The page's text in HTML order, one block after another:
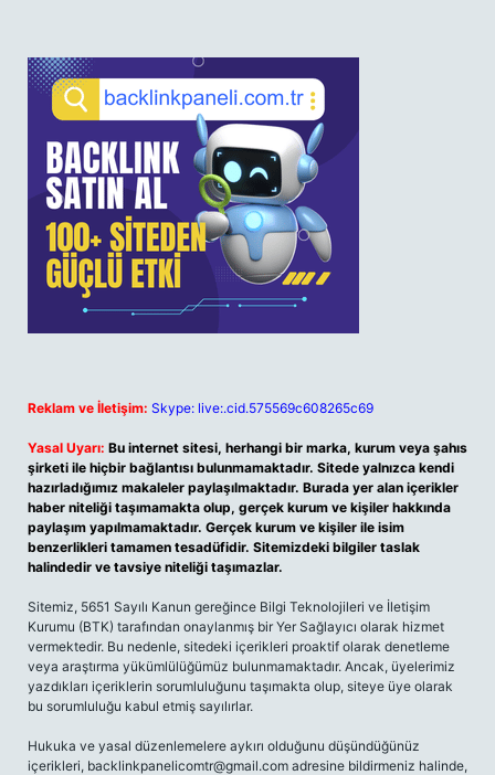
Reklam ve İletişim: Skype: live:.cid.575569c608265c69
Yasal Uyarı: Bu internet sitesi, herhangi bir marka, kurum veya şahıs
şirketi ile hiçbir bağlantısı bulunmamaktadır. Sitede yalnızca kendi
hazırladığımız makaleler paylaşılmaktadır. Burada yer alan içerikler
haber niteliği taşımamakta olup, gerçek kurum ve kişiler hakkında
paylaşım yapılmamaktadır. Gerçek kurum ve kişiler ile isim
benzerlikleri tamamen tesadüfidir. Sitemizdeki bilgiler taslak
halindedir ve tavsiye niteliği taşımazlar.
Sitemiz, 5651 Sayılı Kanun gereğince Bilgi Teknolojileri ve İletişim
Kurumu (BTK) tarafından onaylanmış bir Yer Sağlayıcı olarak hizmet
vermektedir. Bu nedenle, sitedeki içerikleri proaktif olarak denetleme
veya araştırma yükümlülüğümüz bulunmamaktadır. Ancak, üyelerimiz
yazdıkları içeriklerin sorumluluğunu taşımakta olup, siteye üye olarak
bu sorumluluğu kabul etmiş sayılırlar.
Hukuka ve yasal düzenlemelere aykırı olduğunu düşündüğünüz
içerikleri, backlinkpanelicomtr@gmail.com adresine bildirmeniz halinde,